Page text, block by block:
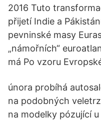
2016 Tuto
přijetí Indie a
pevninské masy
„námořních“
má Po vzoru
února probíhá
na podobných
na modelky pózující